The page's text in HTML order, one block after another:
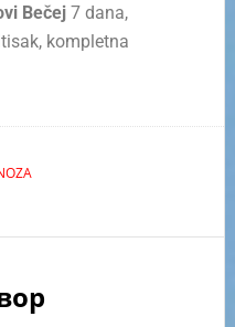
Bečej7 dana,
kompletna